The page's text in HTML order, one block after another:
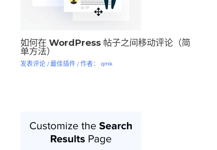
如何在 WordPress 帖子之间移动评论（简
单方法）
发表评论 /最佳插件/ 作者： qmk